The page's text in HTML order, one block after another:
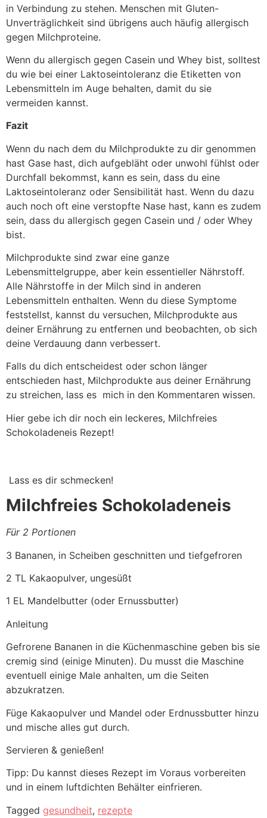
in Verbindung zu stehen. Menschen mit Gluten-
Unverträglichkeit sind übrigens auch häufig allergisch
gegen Milchproteine.
Wenn du allergisch gegen Casein und Whey bist, solltest
du wie bei einer Laktoseintoleranz die Etiketten von
Lebensmitteln im Auge behalten, damit du sie
vermeiden kannst.
Fazit
Wenn du nach dem du Milchprodukte zu dir genommen
hast Gase hast, dich aufgebläht oder unwohl fühlst oder
Durchfall bekommst, kann es sein, dass du eine
Laktoseintoleranz oder Sensibilität hast. Wenn du dazu
auch noch oft eine verstopfte Nase hast, kann es zudem
sein, dass du allergisch gegen Casein und / oder Whey
bist.
Milchprodukte sind zwar eine ganze
Lebensmittelgruppe, aber kein essentieller Nährstoff.
Alle Nährstoffe in der Milch sind in anderen
Lebensmitteln enthalten. Wenn du diese Symptome
feststellst, kannst du versuchen, Milchprodukte aus
deiner Ernährung zu entfernen und beobachten, ob sich
deine Verdauung dann verbessert.
Falls du dich entscheidest oder schon länger
entschieden hast, Milchprodukte aus deiner Ernährung
zu streichen, lass es mich in den Kommentaren wissen.
Hier gebe ich dir noch ein leckeres, Milchfreies
Schokoladeneis Rezept!
Lass es dir schmecken!
Milchfreies Schokoladeneis
Für 2 Portionen
3 Bananen, in Scheiben geschnitten und tiefgefroren
2 TL Kakaopulver, ungesüßt
1 EL Mandelbutter (oder Ernussbutter)
Anleitung
Gefrorene Bananen in die Küchenmaschine geben bis sie
cremig sind (einige Minuten). Du musst die Maschine
eventuell einige Male anhalten, um die Seiten
abzukratzen.
Füge Kakaopulver und Mandel oder Erdnussbutter hinzu
und mische alles gut durch.
Servieren & genießen!
Tipp: Du kannst dieses Rezept im Voraus vorbereiten
und in einem luftdichten Behälter einfrieren.
Tagged gesundheit, rezepte